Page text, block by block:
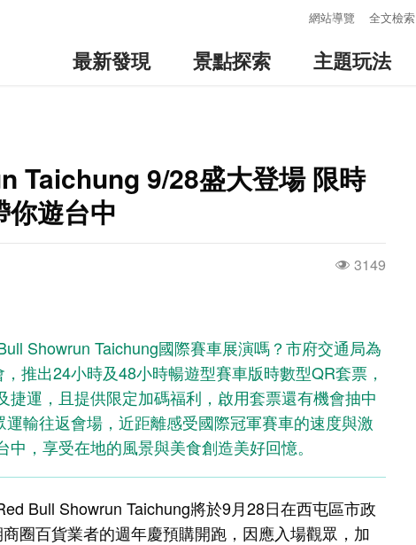
網站導覽 全文檢索
最新發現 景點探索 主題玩法
Taichung 9/28盛大登場 限時
遊台中
3149
Showrun Taichung國際賽車展演嗎？市府交通局為
推出24小時及48小時暢遊型賽車版時數型QR套票，
運，且提供限定加碼福利，啟用套票還有機會抽中
輸往返會場，近距離感受國際冠軍賽車的速度與激
，享受在地的風景與美食創造美好回憶。
Bull Showrun Taichung將於9月28日在西屯區市政
圈百貨業者的週年慶預購開跑，因應入場觀眾，加